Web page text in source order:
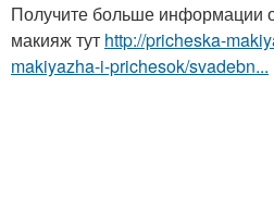
Получите больше информации
макияж тут http://pricheska-
makiyazha-i-prichesok/svadebn...